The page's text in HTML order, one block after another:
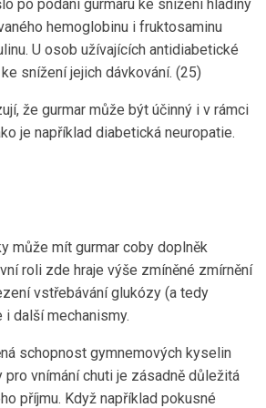
po podání gurmaru ke snížení hladiny
hemoglobinu i fruktosaminu
U osob užívajících antidiabetické
snížení jejich dávkování. (25)
že gurmar může být účinný i v rámci
je například diabetická neuropatie.
může mít gurmar coby doplněk
roli zde hraje výše zmíněné zmírnění
vstřebávání glukózy (a tedy
i další mechanismy.
schopnost gymnemových kyselin
vnímání chuti je zásadně důležitá
příjmu. Když například pokusné